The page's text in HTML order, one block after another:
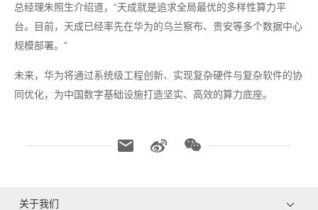
总经理朱照生介绍道，“天成就是追求全局最优的多样性算力平
台。目前，天成已经率先在华为的乌兰察布、贵安等多个数据中心
规模部署。”
未来，华为将通过系统级工程创新、实现复杂硬件与复杂软件的协
同优化，为中国数字基础设施打造坚实、高效的算力底座。
关于我们